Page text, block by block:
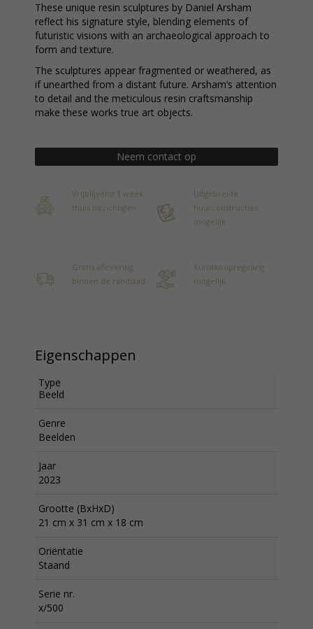
These unique resin sculptures by Daniel Arsham
reflect his signature style, blending elements of
futuristic visions with an archaeological approach to
form and texture.
The sculptures appear fragmented or weathered, as
if unearthed from a distant future. Arsham’s attention
to detail and the meticulous resin craftsmanship
make these works true art objects.
Neem contact op
Vrijblijvend 1 week
thuis bezichtigen
Uitgebreide
huurconstructies
mogelijk
Gratis aflevering
binnen de randstad
Kunstkoopregeling
mogelijk
Eigenschappen
Type
Beeld
Genre
Beelden
Jaar
2023
Grootte (BxHxD)
21 cm x 31 cm x 18 cm
Oriëntatie
Staand
Serie nr.
x/500